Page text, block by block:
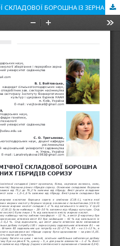
ФОРМУВАННЯ БІОХІМІЧНОЇ СКЛАДОВОЇ БОРОШНА ІЗ ЗЕРНА РІЗНИХ ГІБРИДІВ СОРИЗУ